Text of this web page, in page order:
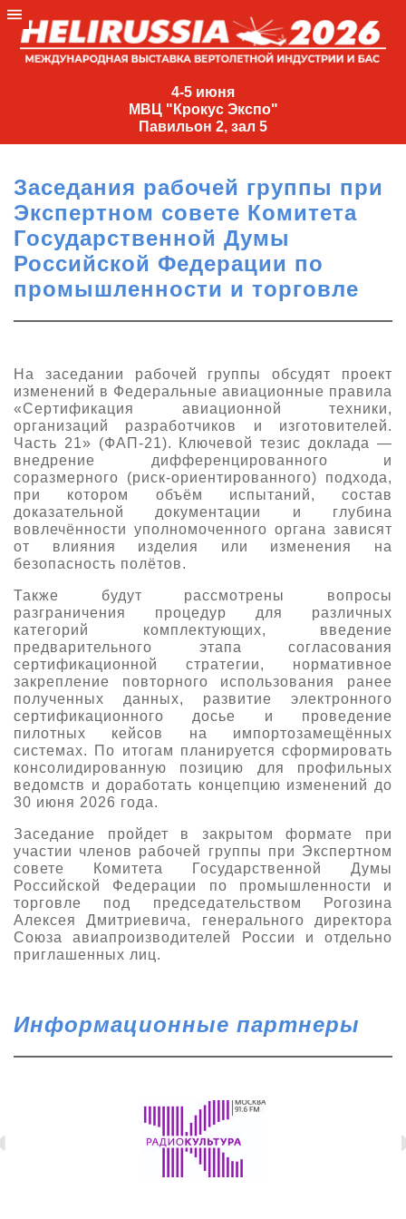
4-5 июня
МВЦ "Крокус Экспо"
Павильон 2, зал 5
4-
МВЦ
Экспо"
Павильон
2,
зал
5
+7
33-81
О выставке
Партнеры выставки
Крокус Экспо
Даты будущих выставок
Документы
Для участников
Заявка на участие
Заочное участие
Прилет на выставку
Основные требования МВЦ «Крокус Экспо»
Для посетителей
Место проведения HeliRussia
Схема проезда
Правила доступа и пребывания Крокус Экспо
Для СМИ
Аккредитация прессы
Условия инфопартнёрства
Положение об аккредитации
Публикации о выставке
Пресс-релизы
Архив
Заседания рабочей группы при
Экспертном совете Комитета
Государственной Думы
Российской Федерации по
промышленности и торговле
На заседании рабочей группы обсудят проект
изменений в Федеральные авиационные правила
«Сертификация авиационной техники,
организаций разработчиков и изготовителей.
Часть 21» (ФАП-21). Ключевой тезис доклада —
внедрение дифференцированного и
соразмерного (риск-ориентированного) подхода,
при котором объём испытаний, состав
доказательной документации и глубина
вовлечённости уполномоченного органа зависят
от влияния изделия или изменения на
безопасность полётов.
Также будут рассмотрены вопросы
разграничения процедур для различных
категорий комплектующих, введение
предварительного этапа согласования
сертификационной стратегии, нормативное
закрепление повторного использования ранее
полученных данных, развитие электронного
сертификационного досье и проведение
пилотных кейсов на импортозамещённых
системах. По итогам планируется сформировать
консолидированную позицию для профильных
ведомств и доработать концепцию изменений до
30 июня 2026 года.
Заседание пройдет в закрытом формате при
участии членов рабочей группы при Экспертном
совете Комитета Государственной Думы
Российской Федерации по промышленности и
торговле под председательством Рогозина
Алексея Дмитриевича, генерального директора
Союза авиапроизводителей России и отдельно
приглашенных лиц.
Информационные партнеры